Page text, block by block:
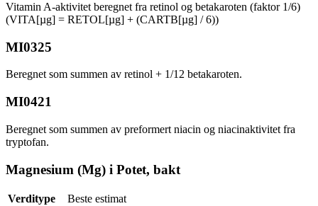
Vitamin A-aktivitet beregnet fra retinol og betakaroten (faktor 1/6)
(VITA[µg] = RETOL[µg] + (CARTB[µg] / 6))
MI0325
Beregnet som summen av retinol + 1/12 betakaroten.
MI0421
Beregnet som summen av preformert niacin og niacinaktivitet fra
tryptofan.
Magnesium (Mg) i Potet, bakt
Verditype
Beste estimat